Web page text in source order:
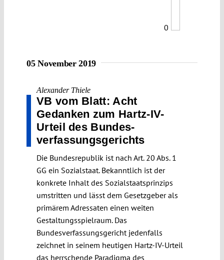
0
05 November 2019
Alexander Thiele
VB vom Blatt: Acht
Gedanken zum Hartz-IV-
Urteil des Bundes­
verfassungs­gerichts
Die Bundesrepublik ist nach Art. 20 Abs. 1
GG ein Sozialstaat. Bekanntlich ist der
konkrete Inhalt des Sozialstaatsprinzips
umstritten und lässt dem Gesetzgeber als
primärem Adressaten einen weiten
Gestaltungsspielraum. Das
Bundesverfassungsgericht jedenfalls
zeichnet in seinem heutigen Hartz-IV-Urteil
das herrschende Paradigma des